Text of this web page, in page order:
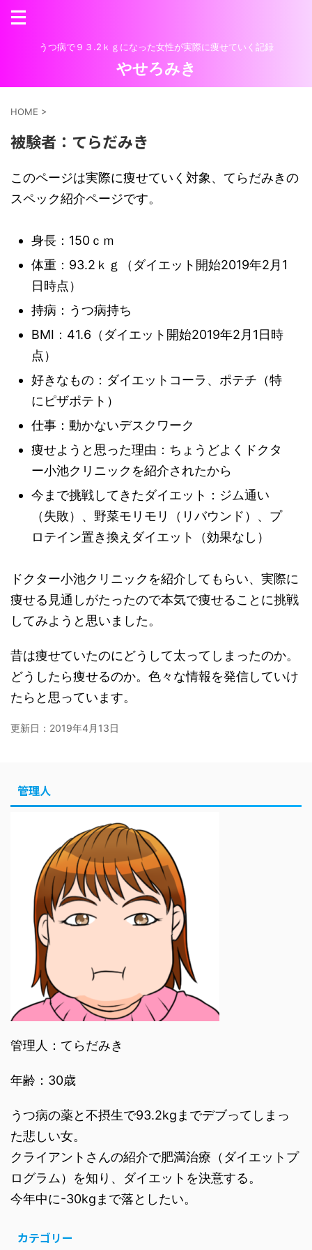
うつ病で９３.2ｋｇになった女性が実際に痩せていく記録
やせろみき
HOME >
被験者：てらだみき
このページは実際に痩せていく対象、てらだみきの
スペック紹介ページです。
身長：150ｃｍ
体重：93.2ｋｇ（ダイエット開始2019年2月1
日時点）
持病：うつ病持ち
BMI：41.6（ダイエット開始2019年2月1日時
点）
好きなもの：ダイエットコーラ、ポテチ（特
にピザポテト）
仕事：動かないデスクワーク
痩せようと思った理由：ちょうどよくドクタ
ー小池クリニックを紹介されたから
今まで挑戦してきたダイエット：ジム通い
（失敗）、野菜モリモリ（リバウンド）、プ
ロテイン置き換えダイエット（効果なし）
ドクター小池クリニックを紹介してもらい、実際に
痩せる見通しがたったので本気で痩せることに挑戦
してみようと思いました。
昔は痩せていたのにどうして太ってしまったのか。
どうしたら痩せるのか。色々な情報を発信していけ
たらと思っています。
更新日： 2019年4月13日
管理人
管理人：てらだみき
年齢：30歳
うつ病の薬と不摂生で93.2kgまでデブってしまっ
た悲しい女。
クライアントさんの紹介で肥満治療（ダイエットプ
ログラム）を知り、ダイエットを決意する。
今年中に-30kgまで落としたい。
カテゴリー